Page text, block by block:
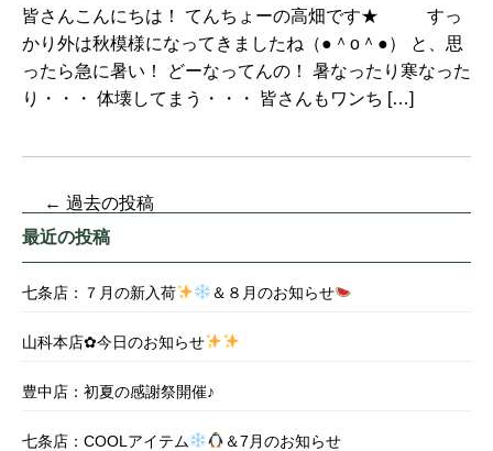
皆さんこんにちは！ てんちょーの高畑です★ すっ
かり外は秋模様になってきましたね（●＾o＾●） と、思
ったら急に暑い！ どーなってんの！ 暑なったり寒なった
り・・・ 体壊してまう・・・ 皆さんもワンち […]
← 過去の投稿
最近の投稿
七条店：７月の新入荷 ＆８月のお知らせ
山科本店✿今日のお知らせ
豊中店：初夏の感謝祭開催♪
七条店：COOLアイテム ＆7月のお知らせ